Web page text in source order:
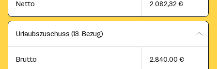
Netto 2.082,32 €
Urlaubszuschuss (13. Bezug)
Brutto 2.840,00 €